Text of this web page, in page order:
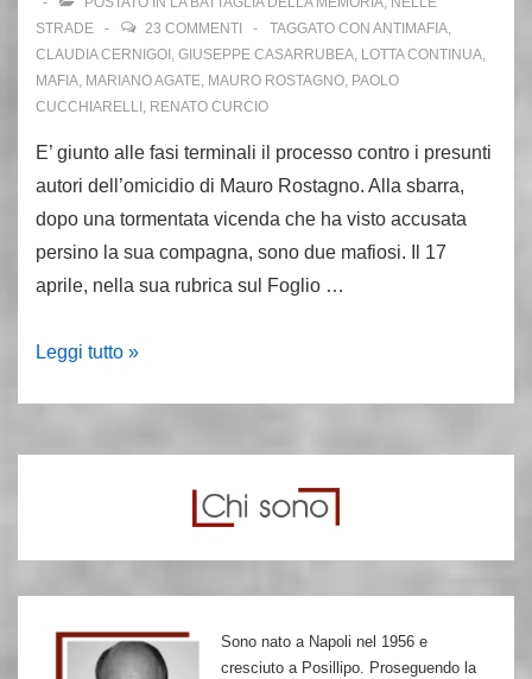
STRADE
23 COMMENTI TAGGATO CON ANTIMAFIA,
CLAUDIA CERNIGOI , GIUSEPPE CASARRUBEA, LOTTA CONTINUA,
MAFIA, MARIANO AGATE, MAURO ROSTAGNO, PAOLO
CUCCHIARELLI , RENATO CURCIO
E’ giunto alle fasi terminali il processo contro i presunti
autori dell’omicidio di Mauro Rostagno. Alla sbarra,
dopo una tormentata vicenda che ha visto accusata
persino la sua compagna, sono due mafiosi. Il 17
aprile, nella sua rubrica sul Foglio …
Delitto
ancora
Leggi tutto »
Sono nato a Napoli nel 1956 e
cresciuto a Posillipo. Proseguendo la